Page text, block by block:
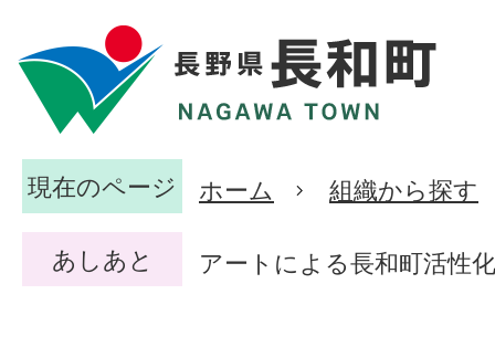
現在のページ ホーム 組織から探す
あしあと アートによる長和町活性